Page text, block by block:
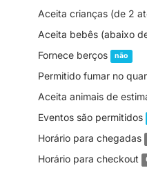
Aceita crianças (de 2
Aceita bebês (abaixo
Fornece berços não
Permitido fumar no
Aceita animais de
Eventos são permitidos
Horário para chegadas
Horário para checkout